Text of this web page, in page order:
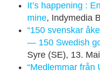
It’s happening :
mine, Indymedia
“150 svenskar
— 150 Swedish
Syre (SE), 13.
“Medlemmar från